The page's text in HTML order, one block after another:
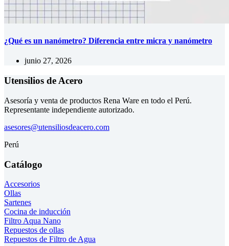
¿Qué es un nanómetro? Diferencia entre micra y nanómetro
junio 27, 2026
Utensilios de Acero
Asesoría y venta de productos Rena Ware en todo el Perú.
Representante independiente autorizado.
asesores@utensiliosdeacero.com
Perú
Catálogo
Accesorios
Ollas
Sartenes
Cocina de inducción
Filtro Aqua Nano
Repuestos de ollas
Repuestos de Filtro de Agua